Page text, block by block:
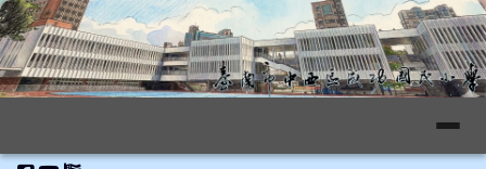
跳至主內容區
臺南市中西區成功國小全球資訊網